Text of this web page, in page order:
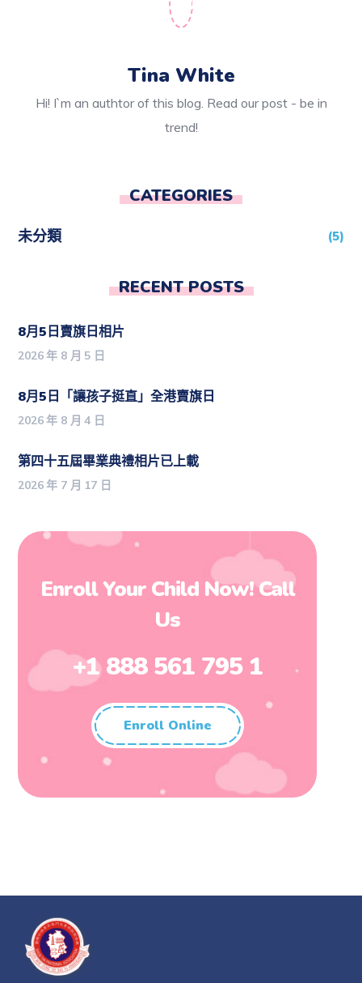
Tina White
Hi! I`m an authtor of this blog. Read our post - be in
trend!
CATEGORIES
未分類 (5)
RECENT POSTS
8月5日賣旗日相片
2026 年 8 月 5 日
8月5日「讓孩子挺直」全港賣旗日
2026 年 8 月 4 日
第四十五屆畢業典禮相片已上載
2026 年 7 月 17 日
Enroll Your Child Now! Call
Us
+1 888 561 795 1
Enroll Online